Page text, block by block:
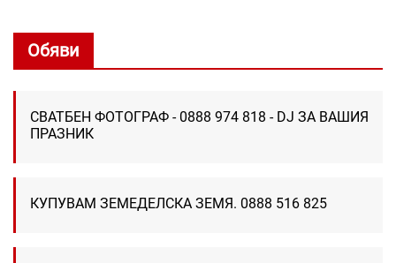
Обяви
СВАТБЕН ФОТОГРАФ - 0888 974 818 - DJ ЗА ВАШИЯ
ПРАЗНИК
КУПУВАМ ЗЕМЕДЕЛСКА ЗЕМЯ. 0888 516 825